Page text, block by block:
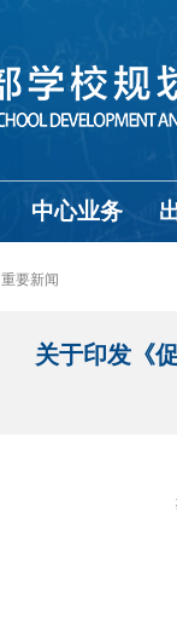
中心业务
重要新闻
关于印发《